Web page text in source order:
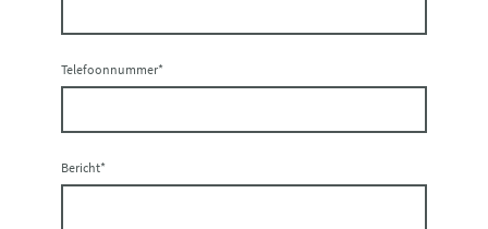
Telefoonnummer*
Bericht*